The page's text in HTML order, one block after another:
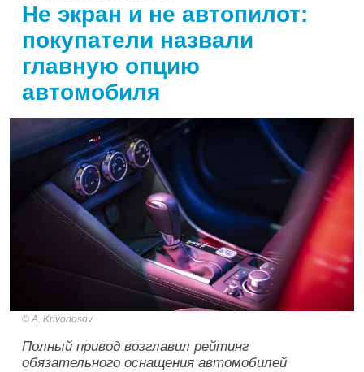
Не экран и не автопилот:
покупатели назвали
главную опцию
автомобиля
A. Krivonosov
Полный привод возглавил рейтинг
обязательного оснащения автомобилей